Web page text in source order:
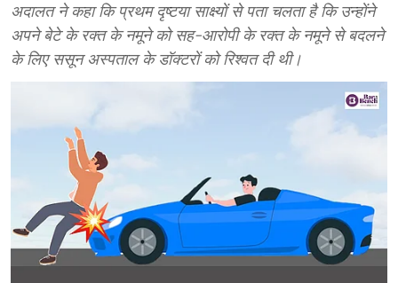
अदालत ने कहा कि प्रथम दृष्टया साक्ष्यों से पता चलता है कि उन्होंने
अपने बेटे के रक्त के नमूने को सह-आरोपी के रक्त के नमूने से बदलने
के लिए ससून अस्पताल के डॉक्टरों को रिश्वत दी थी।